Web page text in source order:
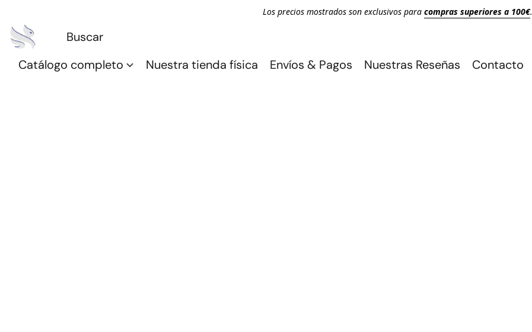
Los precios mostrados son exclusivos para compras superiores a 100€.
Catálogo completo Nuestra tienda física Envíos & Pagos Nuestras Reseñas Contacto